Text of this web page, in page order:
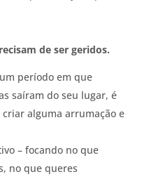
de ser geridos.
período em que
saíram do seu lugar, é
alguma arrumação e
– focando no que
no que queres